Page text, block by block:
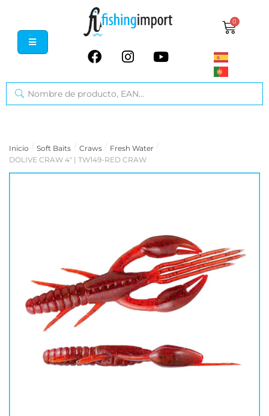
0
Inicio / Soft Baits / Craws / Fresh Water /
DOLIVE CRAW 4" | TW149-RED CRAW